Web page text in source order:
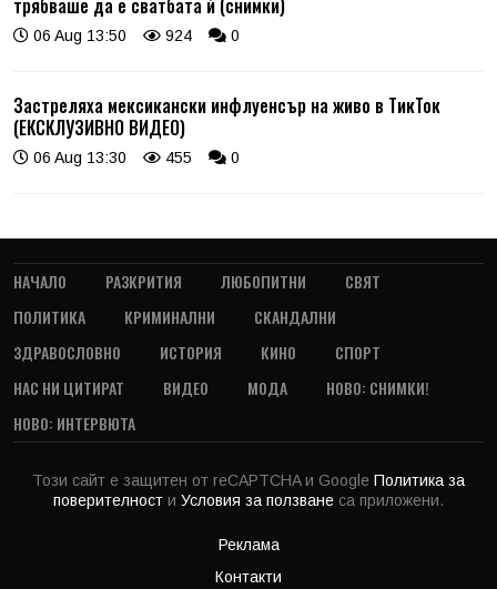
06 Aug 13:50 924 0
Застреляха мексикански инфлуенсър на живо в ТикТок
(ЕКСКЛУЗИВНО ВИДЕО)
06 Aug 13:30 455 0
НАЧАЛО РАЗКРИТИЯ ЛЮБОПИТНИ
СВЯТ
ПОЛИТИКА
КРИМИНАЛНИ
СКАНДАЛНИ
ЗДРАВОСЛОВНО
ИСТОРИЯ КИНО
СПОРТ
НАС НИ ЦИТИРАТ
ВИДЕО МОДА
НОВО: СНИМКИ!
НОВО: ИНТЕРВЮТА
Този сайт е защитен от reCAPTCHA и Google Политика за
поверителност и Условия за ползване са приложени.
Реклама
Контакти